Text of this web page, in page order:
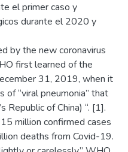
el primer caso y
durante el 2020 y
by the new coronavirus
first learned of the
31, 2019, when it
of “viral pneumonia” that
Republic of China) “. [1].
million confirmed cases
deaths from Covid-19.